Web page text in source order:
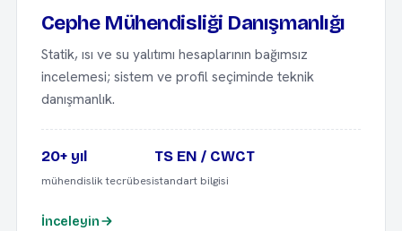
Cephe Mühendisliği Danışmanlığı
Statik, ısı ve su yalıtımı hesaplarının bağımsız
incelemesi; sistem ve profil seçiminde teknik
danışmanlık.
20+ yıl
mühendislik tecrübesi
TS EN / CWCT
standart bilgisi
İnceleyin